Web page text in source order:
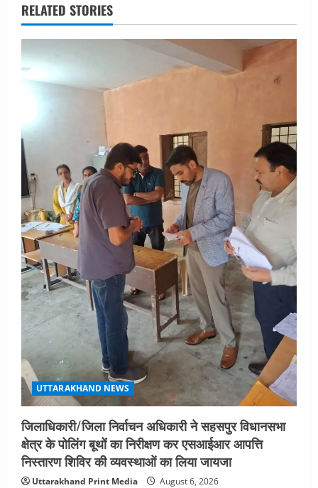
v
i
g
t
i
o
n
RELATED STORIES
UTTARAKHAND NEWS
जिलाधिकारी/जिला निर्वाचन अधिकारी ने सहसपुर विधानसभा
क्षेत्र के पोलिंग बूथों का निरीक्षण कर एसआईआर आपत्ति
निस्तारण शिविर की व्यवस्थाओं का लिया जायजा
Uttarakhand Print Media August 6, 2026